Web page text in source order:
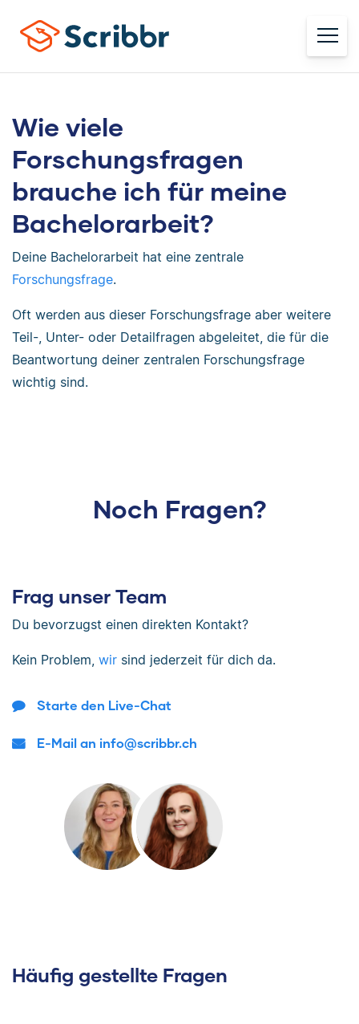
Wie viele
Forschungsfragen
brauche ich für meine
Bachelorarbeit?
Deine Bachelorarbeit hat eine zentrale
Forschungsfrage.
Oft werden aus dieser Forschungsfrage aber weitere
Teil-, Unter- oder Detailfragen abgeleitet, die für die
Beantwortung deiner zentralen Forschungsfrage
wichtig sind.
Noch Fragen?
Frag unser Team
Du bevorzugst einen direkten Kontakt?
Kein Problem, wir sind jederzeit für dich da.
Starte den Live-Chat
E-Mail an info@scribbr.ch
Häufig gestellte Fragen